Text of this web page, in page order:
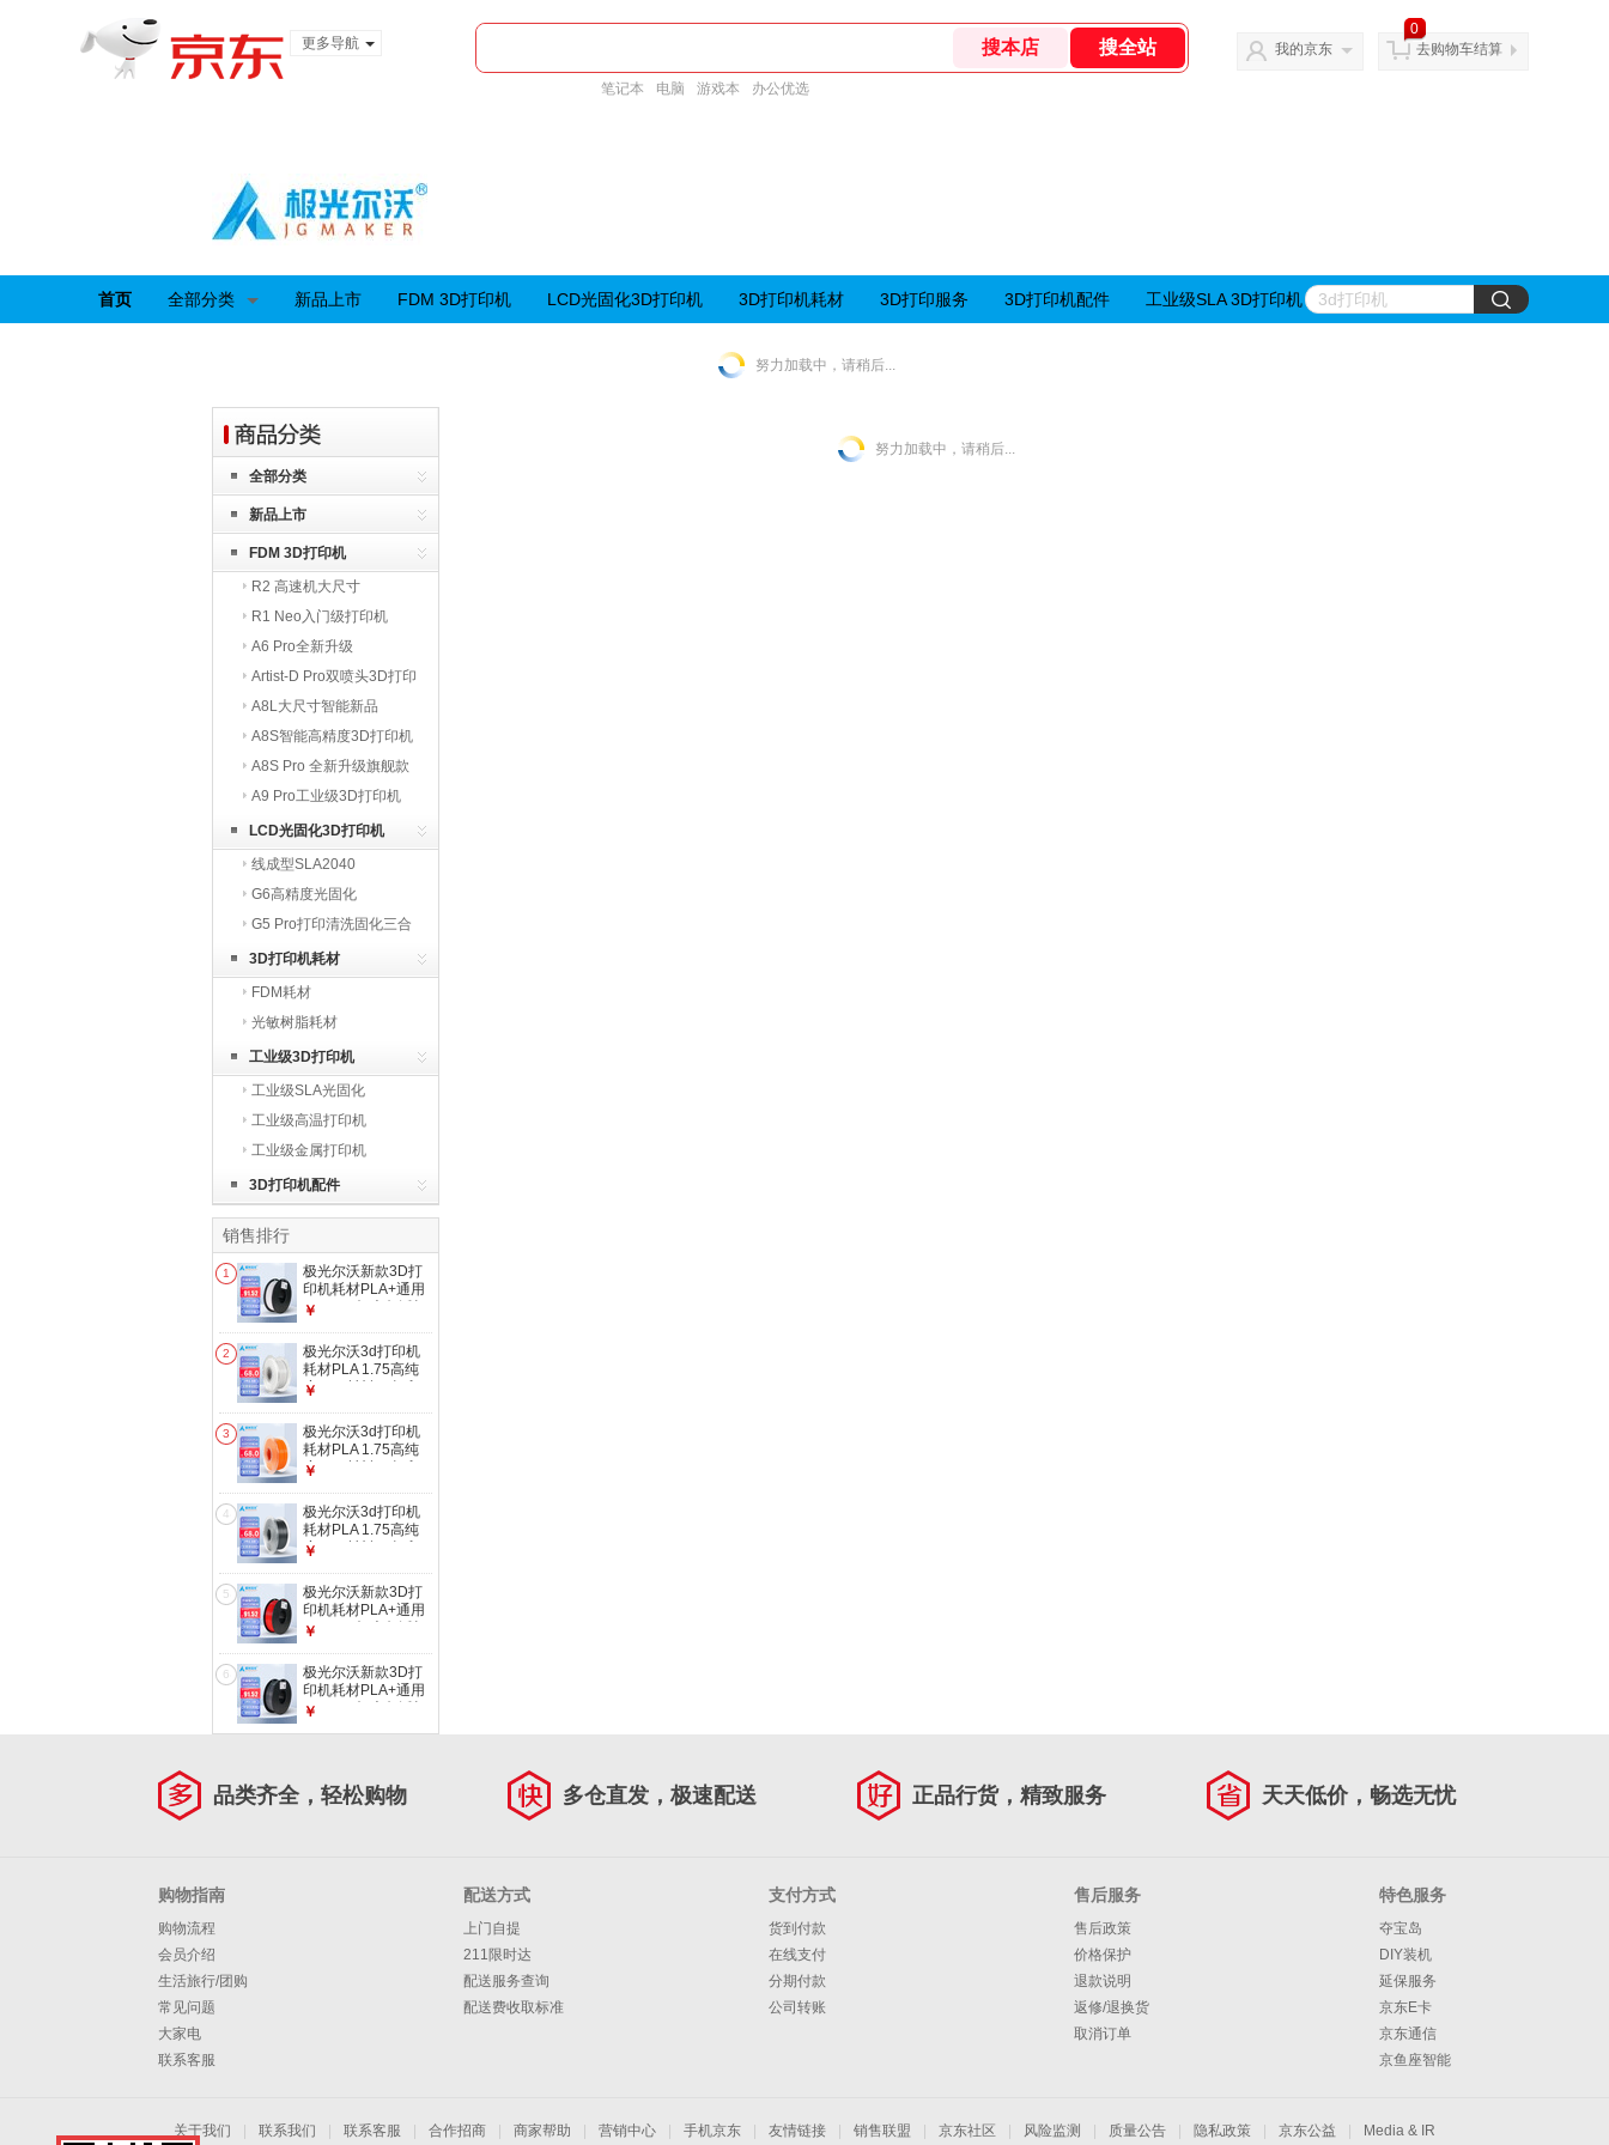
更多导航
笔记本 电脑 游戏本 办公优选
我的京东
0
去购物车结算
首页 全部分类 新品上市 FDM 3D打印机 LCD光固化3D打印机 3D打印机耗材 3D打印服务 3D打印机配件 工业级SLA 3D打印机
努力加载中，请稍后...
全部分类
新品上市
FDM 3D打印机
R2 高速机大尺寸
R1 Neo入门级打印机
A6 Pro全新升级
Artist-D Pro双喷头3D打印
机A8L大尺寸智能新品
A8S智能高精度3D打印机
A8S Pro 全新升级旗舰款
A9 Pro工业级3D打印机
LCD光固化3D打印机
线成型SLA2040
G6高精度光固化
G5 Pro打印清洗固化三合
一
3D打印机耗材
FDM耗材
光敏树脂耗材
工业级3D打印机
工业级SLA光固化
工业级高温打印机
工业级金属打印机
3D打印机配件
销售排行
1
极光尔沃新款3D打
印机耗材PLA+通用
1.75mm极光尔沃打
耗材1KG 白色
￥
2
极光尔沃3d打印机
耗材PLA 1.75高纯
度1KG材料3d打印
￥
3
极光尔沃3d打印机
耗材PLA 1.75高纯
度1KG材料3d打印
￥
4
极光尔沃3d打印机
耗材PLA 1.75高纯
度1KG材料3d打印
￥
5
极光尔沃新款3D打
印机耗材PLA+通用
1.75mm极光尔沃打
耗材1KG 红色
￥
6
极光尔沃新款3D打
印机耗材PLA+通用
1.75mm极光尔沃打
￥
努力加载中，请稍后...
品类齐全，轻松购物 多仓直发，极速配送 正品行货，精致服务 天天低价，畅选无忧
购物指南
购物流程
会员介绍
生活旅行/团购
常见问题
大家电
联系客服
配送方式
上门自提
211限时达
配送服务查询
配送费收取标准
支付方式
货到付款
在线支付
分期付款
公司转账
售后服务
售后政策
价格保护
退款说明
返修/退换货
取消订单
特色服务
夺宝岛
DIY装机
延保服务
京东E卡
京东通信
京鱼座智能
关于我们 联系我们 联系客服 合作招商 商家帮助 营销中心 手机京东 友情链接 销售联盟 京东社区 风险监测 质量公告 隐私政策 京东公益 Media & IR